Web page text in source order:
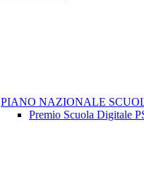
PIANO NAZIONALE
Premio Scuola Digitale